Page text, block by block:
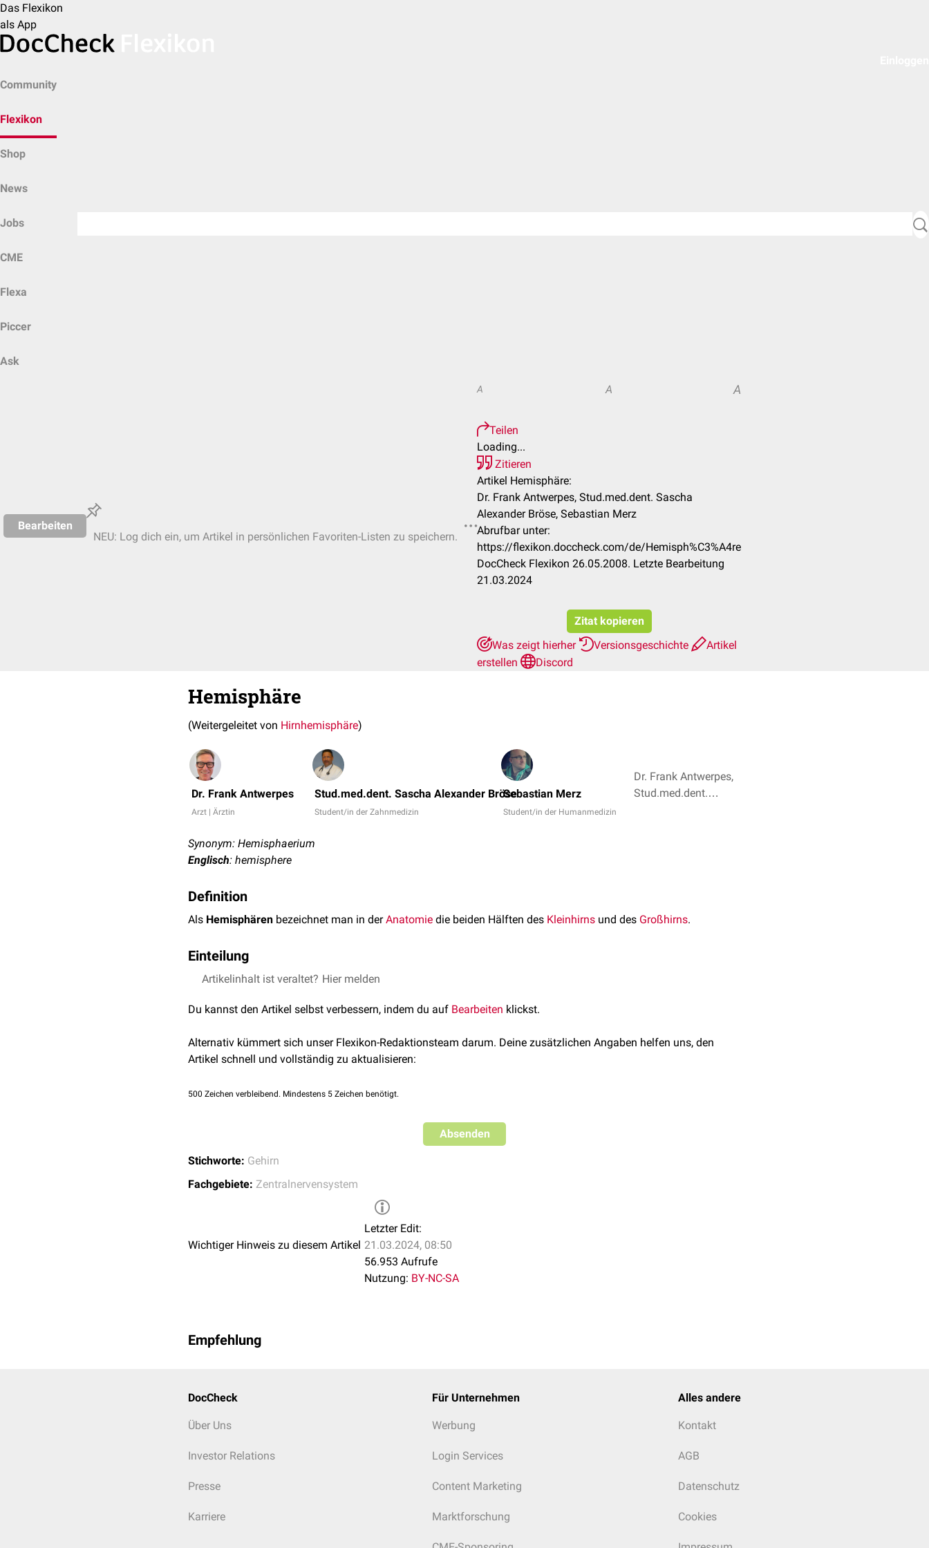
Das Flexikon
als App
Community
Flexikon
Shop
News
Jobs
CME
Flexa
Piccer
Ask
Bearbeiten
NEU: Log dich ein, um Artikel in persönlichen Favoriten-Listen zu speichern.
A A A
Teilen
Loading...
Zitieren
Artikel Hemisphäre:
Dr. Frank Antwerpes, Stud.med.dent. Sascha
Alexander Bröse, Sebastian Merz
Abrufbar unter:
https://flexikon.doccheck.com/de/Hemisph%C3%A4re
DocCheck Flexikon 26.05.2008. Letzte Bearbeitung
21.03.2024
Zitat kopieren
Was zeigt hierher
Versionsgeschichte
Artikel
erstellen
Discord
Hemisphäre
(Weitergeleitet von Hirnhemisphäre)
Dr. Frank Antwerpes
Arzt | Ärztin
Stud.med.dent. Sascha Alexander Bröse
Student/in der Zahnmedizin
Sebastian Merz
Student/in der Humanmedizin
Dr. Frank Antwerpes,
Stud.med.dent.
Synonym: Hemisphaerium
Englisch: hemisphere
Definition
Als Hemisphären bezeichnet man in derAnatomie die beiden Hälften des Kleinhirns und des Großhirns.
Einteilung
Großhirnhemisphären(Hemisphaerium cerebralis)
Artikelinhalt ist veraltet? Hier melden
Du kannst den Artikel selbst verbessern, indem du auf Bearbeiten klickst.
Alternativ kümmert sich unser Flexikon-Redaktionsteam darum. Deine zusätzlichen Angaben helfen uns, den
Artikel schnell und vollständig zu aktualisieren:
500 Zeichen verbleibend. Mindestens 5 Zeichen benötigt.
Absenden
Stichworte: Gehirn
Fachgebiete: Zentralnervensystem
Wichtiger Hinweis zu diesem Artikel
Letzter Edit:
21.03.2024, 08:50
56.953 Aufrufe
Nutzung: BY-NC-SA
Empfehlung
DocCheck
Über Uns
Investor Relations
Presse
Karriere
Für Unternehmen
Werbung
Login Services
Content Marketing
Marktforschung
Alles andere
Kontakt
AGB
Datenschutz
Cookies